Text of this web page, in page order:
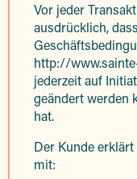
Vor jeder
ausdrücklich,
http://
jederzeit auf
geändert werden
hat.
Der Kunde
mit: